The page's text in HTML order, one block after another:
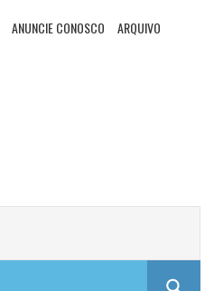
ANUNCIE CONOSCO ARQUIVO